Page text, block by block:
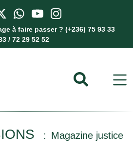
à faire passer ? (+236) 75 93 33
/ 72 29 52 52
Magazine justice